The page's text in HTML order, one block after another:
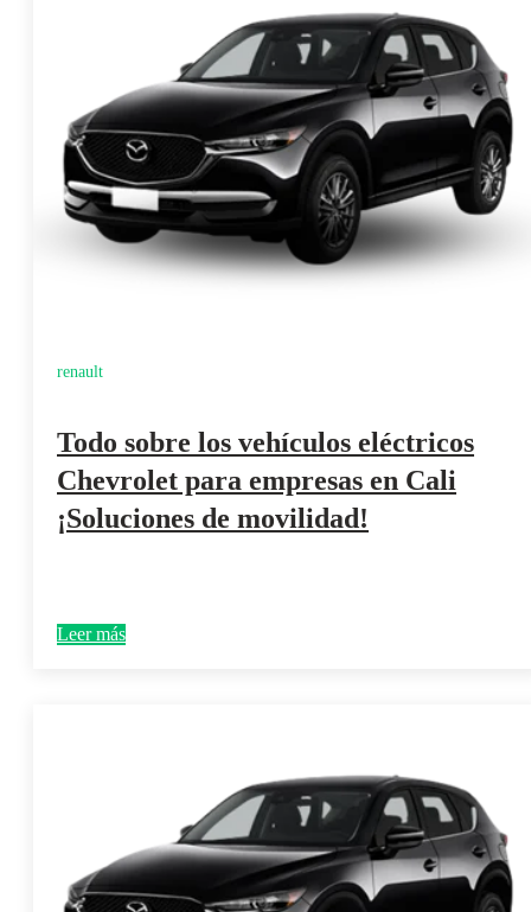
renault
Todo sobre los vehículos eléctricos
Chevrolet para empresas en Cali
¡Soluciones de movilidad!
Leer más